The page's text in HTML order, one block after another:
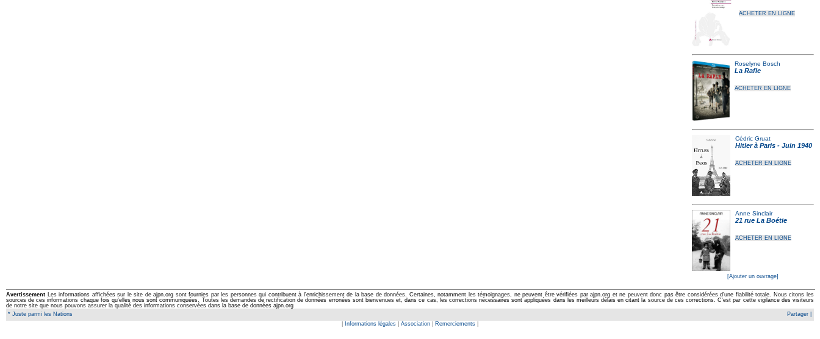
ACHETER EN LIGNE
Roselyne Bosch
La Rafle
ACHETER EN LIGNE
Cédric Gruat
Hitler à Paris - Juin 1940
ACHETER EN LIGNE
Anne Sinclair
21 rue La Boétie
ACHETER EN LIGNE
[Ajouter un ouvrage]
Avertissement Les informations affichées sur le site de ajpn.org sont fournies par les personnes qui contribuent à l'enrichissement de la base de données. Certaines, notamment les témoignages, ne peuvent être vérifiées par ajpn.org et ne peuvent donc pas être considérées d'une fiabilité totale. Nous citons les
sources de ces informations chaque fois qu'elles nous sont communiquées. Toutes les demandes de rectification de données erronées sont bienvenues et, dans ce cas, les corrections nécessaires sont appliquées dans les meilleurs délais en citant la source de ces corrections. C'est par cette vigilance des visiteurs
de notre site que nous pouvons assurer la qualité des informations conservées dans la base de données ajpn.org
* Juste parmi les Nations
Partager
Informations légales Association Remerciements